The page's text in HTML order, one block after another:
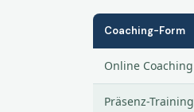
Coaching-Form
Online Coaching
Präsenz-Training